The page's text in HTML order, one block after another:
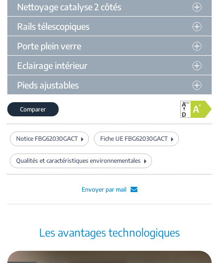
Nettoyage catalyse 2 côtés
Rails télescopiques
Porte plein verre
Eclairage intérieur
Pieds ajustables
Comparer
Notice FBG62030GACT Fiche UE FBG62030GACT
Qualités et caractéristiques environnementales
Envoyer par mail
Les avantages technologiques